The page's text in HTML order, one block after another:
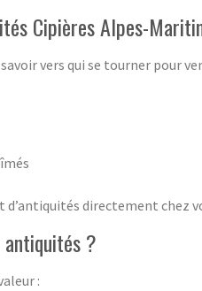
Cipières Alpes-
vers qui se tourner pour
d’antiquités directement chez
?
: